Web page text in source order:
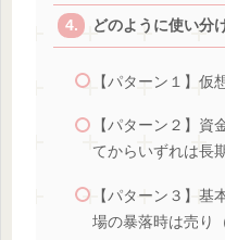
どのように使い分
【パターン１】仮
【パターン２】資
てからいずれは長
【パターン３】基
場の暴落時は売り